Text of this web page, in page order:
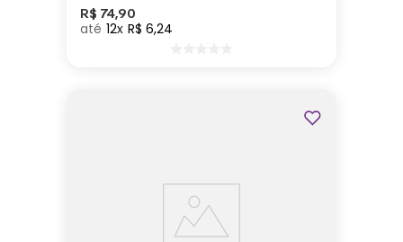
R$ 74,90
12 R$ 6,24